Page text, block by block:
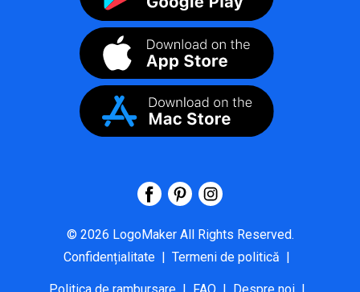
© 2026 LogoMaker All Rights Reserved.
Confidențialitate | Termeni de politică |